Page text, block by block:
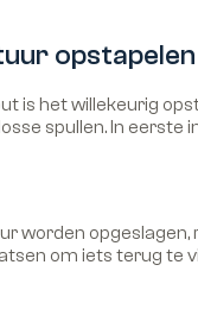
opstapelen
is het willekeurig
spullen. In
worden
om iets terug te